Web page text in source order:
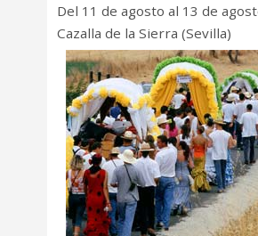
Del 11 de agosto al 13 de
Cazalla de la Sierra (Sevilla)